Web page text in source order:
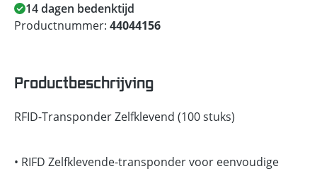
14 dagen bedenktijd
Productnummer: 44044156
Productbeschrijving
RFID-Transponder Zelfklevend (100 stuks)
• RIFD Zelfklevende-transponder voor eenvoudige